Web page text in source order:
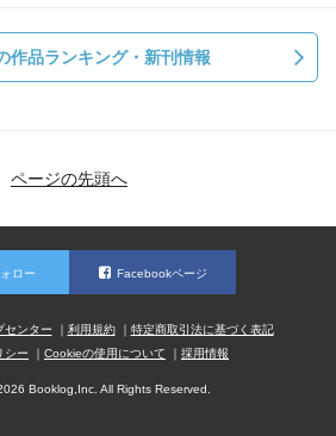
違法行為に活用されないかを厳格に
たな金融プレイヤーの登場の可能性
に、すべての人に出生証明を含む法的
合わせ、イーサリアムを活用したブ
タルIDを開発している
あると、
作品ランキング・新刊情報
ページの先頭へ
ロー Facebookページ
センター 利用規約
特定商取引法に基づく表記
シー
Cookieの使用について 採用情報
Booklog,Inc. All Rights Reserved.